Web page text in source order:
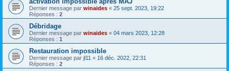
Dernier message par winaides « 25 sept. 2023, 19:22
Réponses : 2
Débridage
Dernier message par winaides « 04 mars 2023, 12:28
Réponses : 1
Restauration impossible
Dernier message par jl11 « 16 déc. 2022, 22:31
Réponses : 2